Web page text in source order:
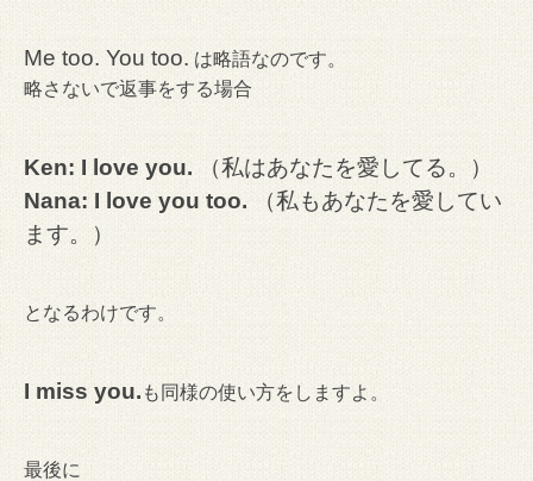
Me too. You too.は略語なのです。
略さないで返事をする場合
Ken: I love you. （私はあなたを愛してる。）
Nana: I love you too.（私もあなたを愛してい
ます。）
となるわけです。
I miss you. も同様の使い方をしますよ。
最後に